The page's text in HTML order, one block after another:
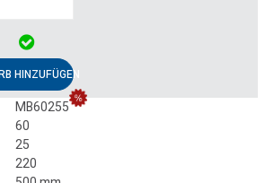
HINZUFÜGEN
MB60255
60
25
220